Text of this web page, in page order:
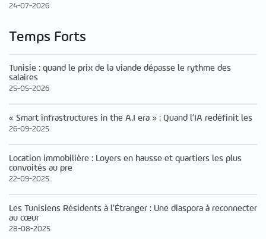
24-07-2026
Temps Forts
Tunisie : quand le prix de la viande dépasse le rythme des
salaires
25-05-2026
« Smart infrastructures in the A.I era » : Quand l’IA redéfinit les
26-09-2025
Location immobilière : Loyers en hausse et quartiers les plus
convoités au pre
22-09-2025
Les Tunisiens Résidents à l’Étranger : Une diaspora à reconnecter
au cœur
28-08-2025